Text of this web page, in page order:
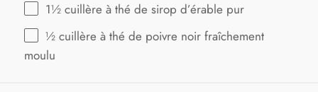
1½ cuillère à thé de sirop d’érable pur
½ cuillère à thé de poivre noir fraîchement
moulu